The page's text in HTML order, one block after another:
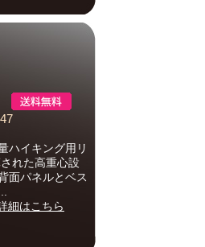
ハイキング用リ
れた高重心設
面パネルとベス
細はこちら